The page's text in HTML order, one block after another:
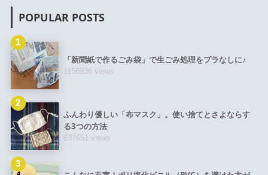
POPULAR POSTS
1
「新聞紙で作るごみ袋」で生ごみ処理をプラなしに♪
1156936 views
2
ふんわり優しい「布マスク」。使い捨てとさよならす
る3つの方法
637651 views
3